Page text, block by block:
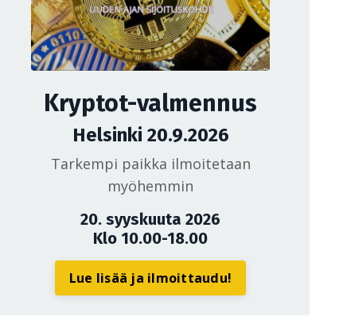
Kryptot-valmennus
Helsinki 20.9.2026
Tarkempi paikka ilmoitetaan
myöhemmin
20. syyskuuta 2026
Klo 10.00-18.00
Lue lisää ja ilmoittaudu!